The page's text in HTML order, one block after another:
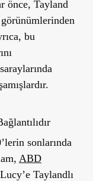
önce, Tayland
bu
sonlarında
, ABD
’e Taylandlı